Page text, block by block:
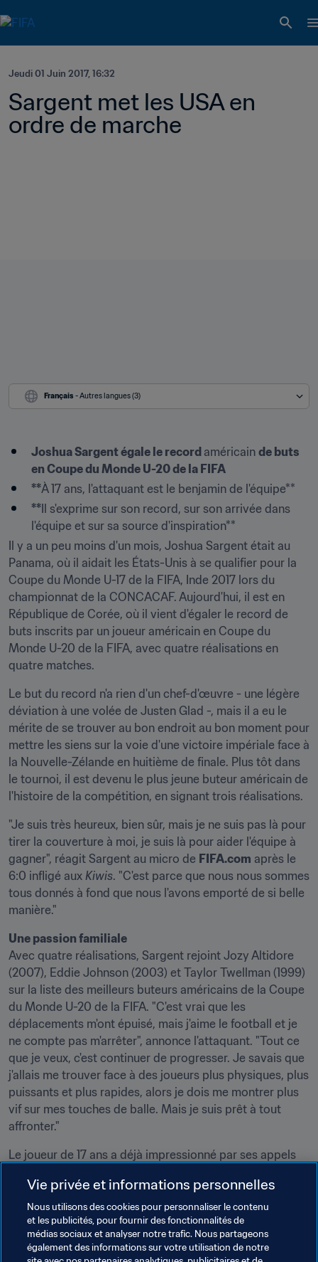
Jeudi 01 Juin 2017, 16:32
Sargent met les USA en
ordre de marche
Français - Autres langues (3)
Joshua Sargent égale le record américain de buts
en Coupe du Monde U-20 de la FIFA
**À 17 ans, l'attaquant est le benjamin de l'équipe**
** Il s'exprime sur son record, sur son arrivée dans
l'équipe et sur sa source d'inspiration**
Il y a un peu moins d'un mois, Joshua Sargent était au
Panama, où il aidait les États-Unis à se qualifier pour la
Coupe du Monde U-17 de la FIFA, Inde 2017 lors du
championnat de la CONCACAF. Aujourd'hui, il est en
République de Corée, où il vient d'égaler le record de
buts inscrits par un joueur américain en Coupe du
Monde U-20 de la FIFA, avec quatre réalisations en
quatre matches.
Le but du record n'a rien d'un chef-d'œuvre - une légère
déviation à une volée de Justen Glad -, mais il a eu le
mérite de se trouver au bon endroit au bon moment pour
mettre les siens sur la voie d'une victoire impériale face à
la Nouvelle-Zélande en huitième de finale. Plus tôt dans
le tournoi, il est devenu le plus jeune buteur américain de
l'histoire de la compétition, en signant trois réalisations.
"Je suis très heureux, bien sûr, mais je ne suis pas là pour
tirer la couverture à moi, je suis là pour aider l'équipe à
gagner", réagit Sargent au micro de FIFA.com après le
6:0 infligé aux Kiwis. "C'est parce que nous nous sommes
tous donnés à fond que nous l'avons emporté de si belle
manière."
Une passion familiale
Avec quatre réalisations, Sargent rejoint Jozy Altidore
(2007), Eddie Johnson (2003) et Taylor Twellman (1999)
sur la liste des meilleurs buteurs américains de la Coupe
du Monde U-20 de la FIFA. "C'est vrai que les
déplacements m'ont épuisé, mais j'aime le football et je
ne compte pas m'arrêter", annonce l'attaquant. "Tout ce
que je veux, c'est continuer de progresser. Je savais que
j'allais me trouver face à des joueurs plus physiques, plus
puissants et plus rapides, alors je dois me montrer plus
vif sur mes touches de balle. Mais je suis prêt à tout
affronter."
Le joueur de 17 ans a déjà impressionné par ses appels
apprend d'où il tire son inspiration. "J'adore Robert
Lewandowski, c'est mon modèle. J'espère lui ressembler
un jour", confie-t-il, avant d'évoquer l'autre raison de sa
motivation : "Mes parents jouaient, eux aussi, au football
à l'université. Ma sœur ainée et ma sœur cadette jouent
Vie privée et informations personnelles
Nous utilisons des cookies pour personnaliser le contenu
et les publicités, pour fournir des fonctionnalités de
médias sociaux et analyser notre trafic. Nous partageons
également des informations sur votre utilisation de notre